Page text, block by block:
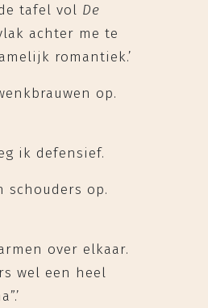
tafel vol De
achter me te
romantiek.’
op.
ik defensief.
schouders op.
over elkaar.
wel een heel